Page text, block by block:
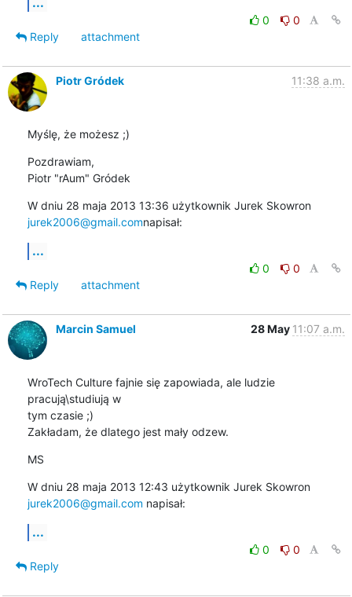
0
0
Reply
attachment
Piotr Gródek 11:38 a.m.
Myślę, że możesz ;)
Pozdrawiam,
Piotr "rAum" Gródek
W dniu 28 maja 2013 13:36 użytkownik Jurek Skowron
jurek2006@gmail.comnapisał:
...
0
0
Reply
attachment
Marcin Samuel 28 May 11:07 a.m.
WroTech Culture fajnie się zapowiada, ale ludzie
pracują\studiują w
tym czasie ;)
Zakładam, że dlatego jest mały odzew.
MS
W dniu 28 maja 2013 12:43 użytkownik Jurek Skowron
jurek2006@gmail.com napisał:
...
0
0
Reply